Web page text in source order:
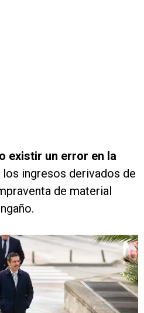
existir un error en la
los ingresos derivados de
de material